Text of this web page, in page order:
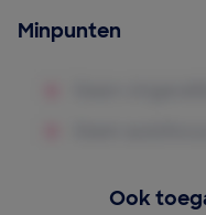
Minpunten
Ook